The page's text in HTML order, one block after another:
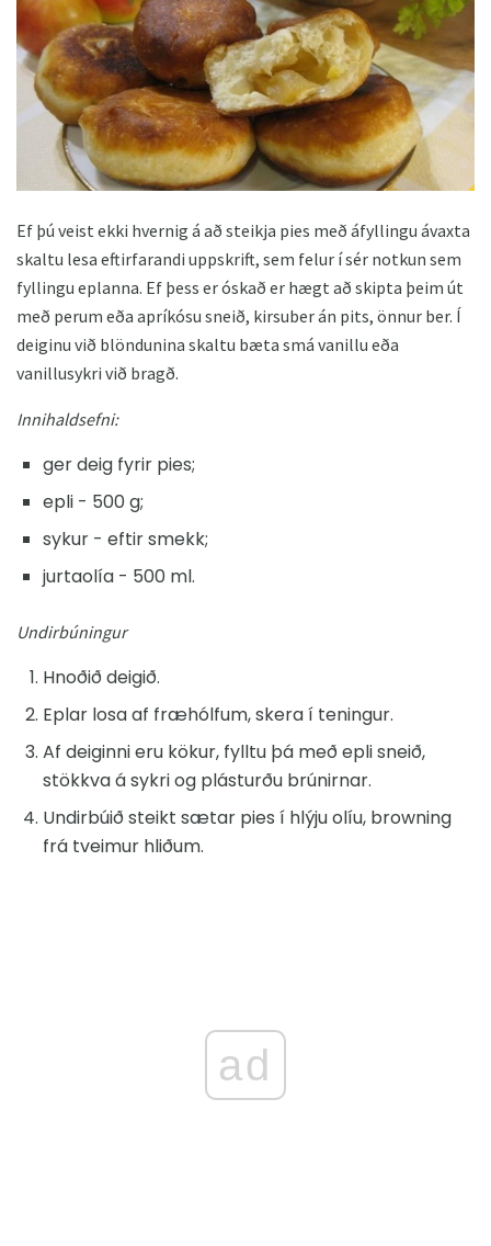
Ef þú veist ekki hvernig á að steikja pies með áfyllingu ávaxta
skaltu lesa eftirfarandi uppskrift, sem felur í sér notkun sem
fyllingu eplanna. Ef þess er óskað er hægt að skipta þeim út
með perum eða apríkósu sneið, kirsuber án pits, önnur ber. Í
deiginu við blöndunina skaltu bæta smá vanillu eða
vanillusykri við bragð.
Innihaldsefni:
ger deig fyrir pies;
epli - 500 g;
sykur - eftir smekk;
jurtaolía - 500 ml.
Undirbúningur
Hnoðið deigið.
Eplar losa af fræhólfum, skera í teningur.
Af deiginni eru kökur, fylltu þá með epli sneið,
stökkva á sykri og plásturðu brúnirnar.
Undirbúið steikt sætar pies í hlýju olíu, browning
frá tveimur hliðum.
ad